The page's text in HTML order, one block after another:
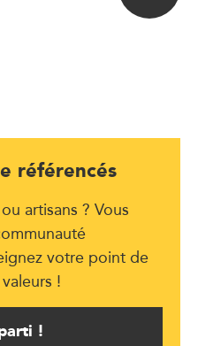
référencés
artisans ? Vous
votre point de
!
!